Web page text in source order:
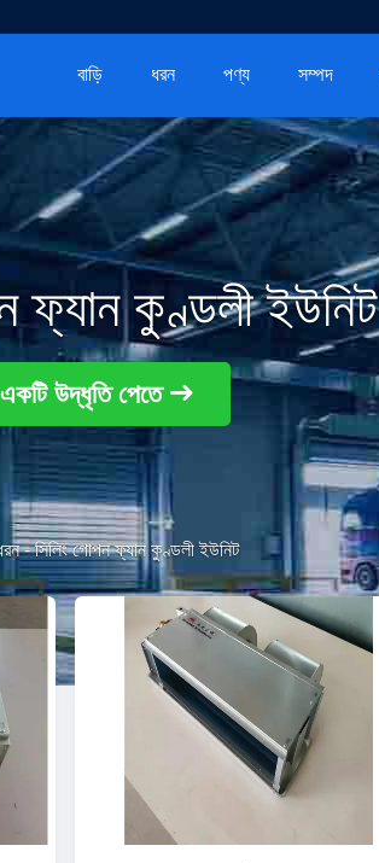
বাড়ি ধরন পণ্য সম্পদ
ফ্যান কুণ্ডলী ইউনিট
একটি উদ্ধৃতি পেতে
-সিলিং গোপন ফ্যান কুণ্ডলী ইউনিট